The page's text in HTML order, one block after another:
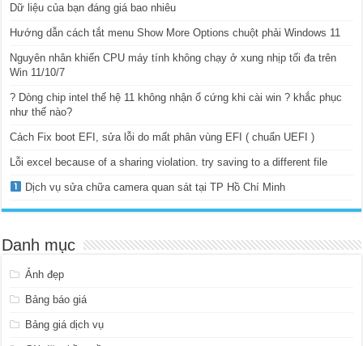
Dữ liệu của bạn đáng giá bao nhiêu
Hướng dẫn cách tắt menu Show More Options chuột phải Windows 11
Nguyên nhân khiến CPU máy tính không chạy ở xung nhịp tối đa trên
Win 11/10/7
? Dòng chip intel thế hệ 11 không nhận ổ cứng khi cài win ? khắc phục
như thế nào?
Cách Fix boot EFI, sửa lỗi do mất phân vùng EFI ( chuẩn UEFI )
Lỗi excel because of a sharing violation. try saving to a different file
Dịch vụ sửa chữa camera quan sát tại TP Hồ Chí Minh
Danh mục
Ảnh đẹp
Bảng báo giá
Bảng giá dịch vụ